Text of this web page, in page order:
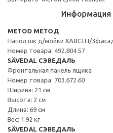
Информация
METOD МЕТОД
Напол шк д/мойки ХАВСЕН/
Номер товара: 492.804.57
SÄVEDAL СЭВЕДАЛЬ
Фронтальная панель ящика
Номер товара: 703.672.60
Ширина: 21 см
Высота: 2 см
Длина: 69 см
Вес: 1.92 кг
SÄVEDAL СЭВЕДАЛЬ